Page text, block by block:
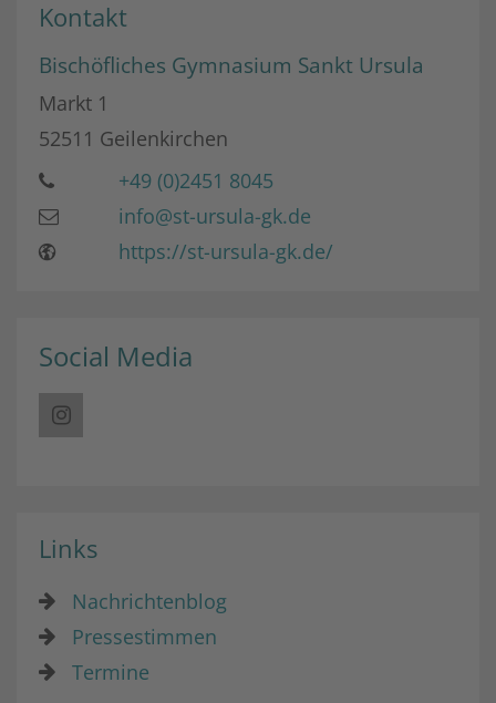
Kontakt
Bischöfliches Gymnasium Sankt Ursula
Markt 1
52511 Geilenkirchen
+49 (0)2451 8045
info@st-ursula-gk.de
https://st-ursula-gk.de/
Social Media
Links
Nachrichtenblog
Pressestimmen
Termine